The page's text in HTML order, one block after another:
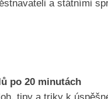
a státními
po 20 minutách